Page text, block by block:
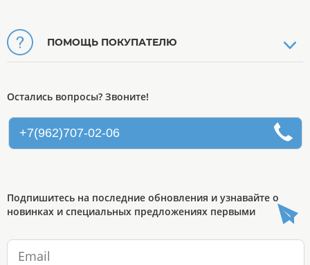
ПОМОЩЬ ПОКУПАТЕЛЮ
Остались вопросы? Звоните!
+7(962)707-02-06
Подпишитесь на последние обновления и узнавайте о
новинках и специальных предложениях первыми